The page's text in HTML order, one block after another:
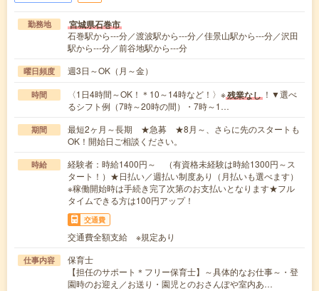
勤務地 宮城県石巻市
石巻駅から---分／渡波駅から---分／佳景山駅から---分／沢田
駅から---分／前谷地駅から---分
曜日頻度 週3日～OK（月～金）
時間 〈1日4時間～OK！＊10～14時など！〉※残業なし ！▼選べ
るシフト例（7時～20時の間）・7時～1…
期間
最短2ヶ月～長期 ★急募 ★8月～、さらに先のスタートも
OK！開始日ご相談ください。
時給
経験者：時給1400円～ （有資格未経験は時給1300円～ス
タート！）★日払い／週払い制度あり（月払いも選べます）
※稼働開始時は手続き完了次第のお支払いとなります★フル
タイムできる方は100円アップ！
交通費
交通費全額支給 ※規定あり
仕事内容
保育士
【担任のサポート＊フリー保育士】～具体的なお仕事～・登
園時のお迎え／お送り・園児とのおさんぽや室内あ…